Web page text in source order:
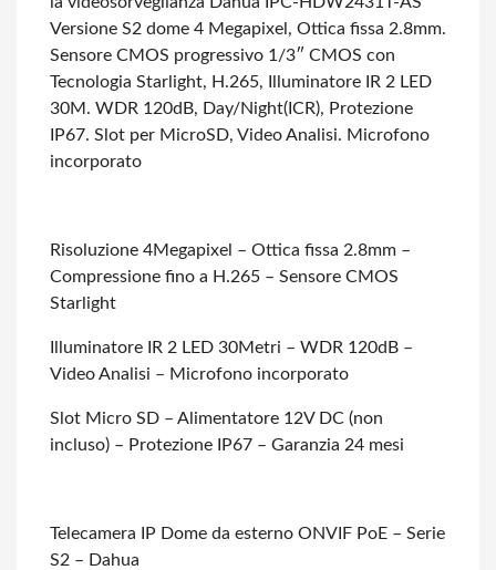
Versione S2 dome 4 Megapixel, Ottica fissa 2.8mm.
Sensore CMOS progressivo 1/3″ CMOS con
Tecnologia Starlight, H.265, Illuminatore IR 2 LED
30M. WDR 120dB, Day/Night(ICR), Protezione
IP67. Slot per MicroSD, Video Analisi. Microfono
incorporato
Risoluzione 4Megapixel – Ottica fissa 2.8mm –
Compressione fino a H.265 – Sensore CMOS
Starlight
Illuminatore IR 2 LED 30Metri – WDR 120dB –
Video Analisi – Microfono incorporato
Slot Micro SD – Alimentatore 12V DC (non
incluso) – Protezione IP67 – Garanzia 24 mesi
Telecamera IP Dome da esterno ONVIF PoE – Serie
S2 – Dahua